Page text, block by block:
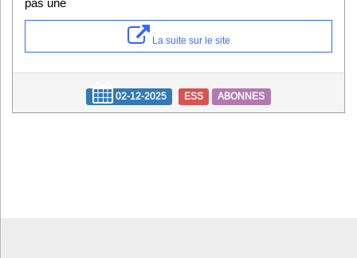
La suite sur le site
02-12-2025 ESS ABONNES